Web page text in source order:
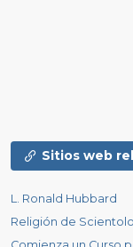
Sitios web
L. Ronald Hubbard
Religión de